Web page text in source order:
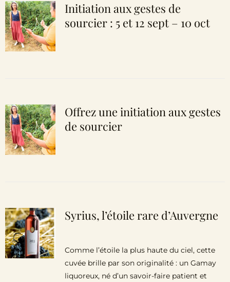
Initiation aux gestes de
sourcier : 5 et 12 sept – 10 oct
Offrez une initiation aux gestes
de sourcier
Syrius, l’étoile rare d’Auvergne
Comme l’étoile la plus haute du ciel, cette
cuvée brille par son originalité : un Gamay
liquoreux, né d’un savoir-faire patient et